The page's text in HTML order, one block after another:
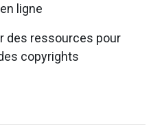
ligne
des ressources pour
copyrights